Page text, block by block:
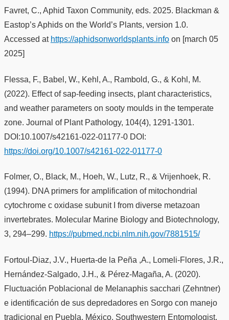
Favret, C., Aphid Taxon Community, eds. 2025. Blackman &
Eastop’s Aphids on the World’s Plants, version 1.0.
Accessed at https://aphidsonworldsplants.infoon [march 05
2025]
Flessa, F., Babel, W., Kehl, A., Rambold, G., & Kohl, M.
(2022). Effect of sap-feeding insects, plant characteristics,
and weather parameters on sooty moulds in the temperate
zone. Journal of Plant Pathology, 104(4), 1291-1301.
DOI:10.1007/s42161-022-01177-0 DOI:
https://doi.org/10.1007/s42161-022-01177-0
Folmer, O., Black, M., Hoeh, W., Lutz, R., & Vrijenhoek, R.
(1994). DNA primers for amplification of mitochondrial
cytochrome c oxidase subunit I from diverse metazoan
invertebrates. Molecular Marine Biology and Biotechnology,
3, 294–299. https://pubmed.ncbi.nlm.nih.gov/7881515/
Fortoul-Diaz, J.V., Huerta-de la Peña ,A., Lomeli-Flores, J.R.,
Hernández-Salgado, J.H., & Pérez-Magaña, A. (2020).
Fluctuación Poblacional de Melanaphis sacchari (Zehntner)
e identificación de sus depredadores en Sorgo con manejo
tradicional en Puebla, México. Southwestern Entomologist,